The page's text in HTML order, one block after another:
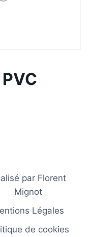
par Florent
Mignot
Légales
de cookies